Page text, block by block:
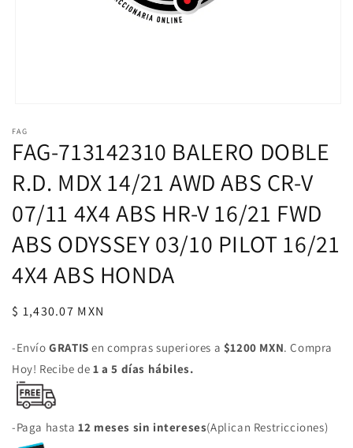
multimedia
1
en
ventana
modal
FAG
FAG-713142310 BALERO DOBLE
R.D. MDX 14/21 AWD ABS CR-V
07/11 4X4 ABS HR-V 16/21 FWD
ABS ODYSSEY 03/10 PILOT 16/21
4X4 ABS HONDA
Precio
$ 1,430.07 MXN
-EnvíoGRATIS en compras superiores a $1200 MXN. Compra
Hoy! Recibe de 1 a 5 días hábiles.
-Paga hasta12 meses sin intereses(Aplican Restricciones)